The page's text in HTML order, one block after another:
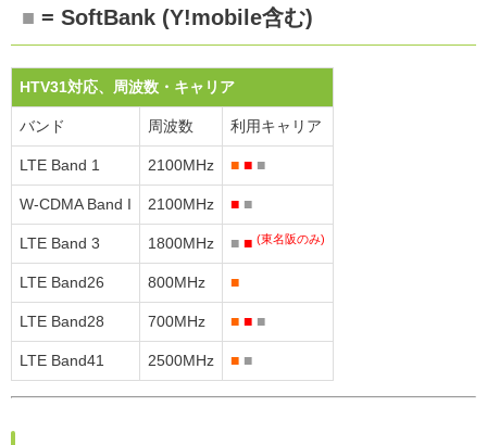
■ = SoftBank (Y!mobile含む)
HTV31対応、周波数・キャリア
バンド 周波数 利用キャリア
LTE Band 1 2100MHz ■ ■ ■
W-CDMA Band I 2100MHz ■ ■
LTE Band 3 1800MHz ■ ■ (東名阪のみ)
LTE Band26 800MHz ■
LTE Band28 700MHz ■ ■ ■
LTE Band41 2500MHz ■ ■